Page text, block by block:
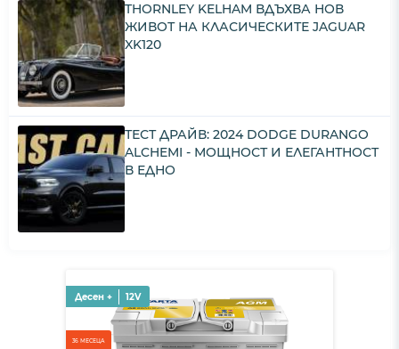
THORNLEY KELHAM ВДЪХВА НОВ
ЖИВОТ НА КЛАСИЧЕСКИТЕ JAGUAR
XK120
ТЕСТ ДРАЙВ: 2024 DODGE DURANGO
ALCHEMI - МОЩНОСТ И ЕЛЕГАНТНОСТ
В ЕДНО
Десен + 12V
36 МЕСЕЦА